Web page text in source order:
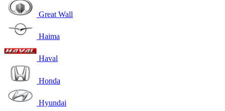
Great Wall
Haima
Haval
Honda
Hyundai